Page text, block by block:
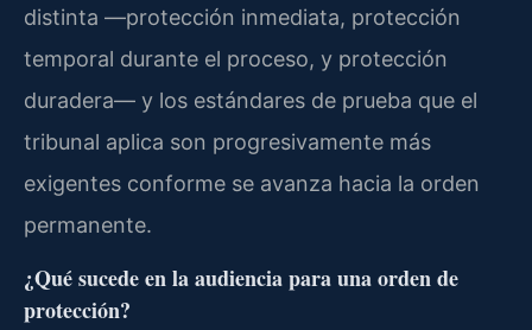
distinta —protección inmediata, protección
temporal durante el proceso, y protección
duradera— y los estándares de prueba que el
tribunal aplica son progresivamente más
exigentes conforme se avanza hacia la orden
permanente.
¿Qué sucede en la audiencia para una orden de
protección?